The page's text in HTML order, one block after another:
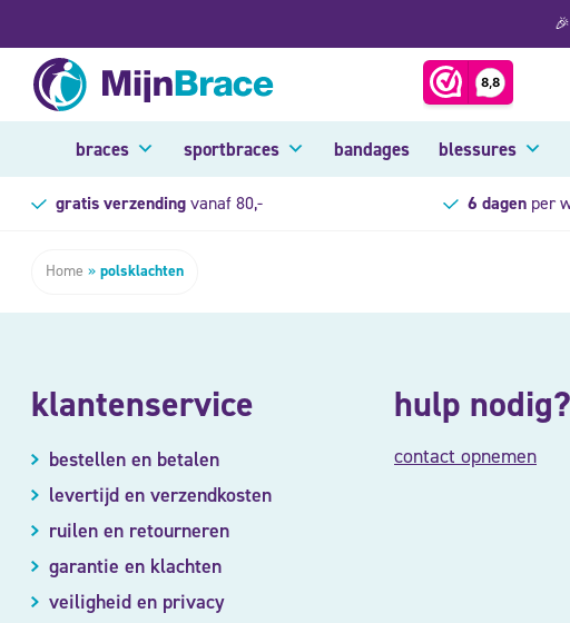
🎉
braces sportbraces bandages blessures
gratis verzendingvanaf 80,- 6 dagenper
Home » polsklachten
klantenservice
bestellen en betalen
levertijd en verzendkosten
ruilen en retourneren
garantie en klachten
veiligheid en privacy
hulp nodig?
contact opnemen